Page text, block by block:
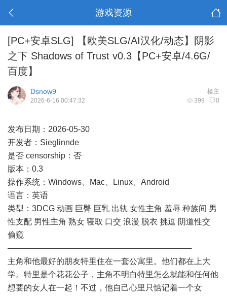
游戏资源
[PC+安卓SLG]
【欧美SLG/AI汉化/动态】阴影
之下 Shadows of Trust v0.3【PC+安卓/4.6G/
百度】
楼主
Dsnow9
399 0
2026-6-16 00:47:32
发布日期：2026-05-30
开发者：Sieglinnde
是否 censorship：否
版本：0.3
操作系统：Windows、Mac、Linux、Android
语言：英语
类型：3DCG 动画 巨臀 巨乳 出轨 女性主角 羞辱 种族间 男
性支配 男性主角 熟女 寝取 口交 浪漫 脱衣 挑逗 阴道性交
偷窥
─────────────────────────────────
主角和他最好的朋友特里住在一套公寓里。他们都在上大
学。特里是个花花公子，主角不明白特里怎么就能和任何他
想要的女人在一起！不过，他自己心里只惦记着一个女